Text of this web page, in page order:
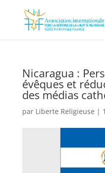
Nicaragua :
évêques et
des médias
par Liberte Religieuse |